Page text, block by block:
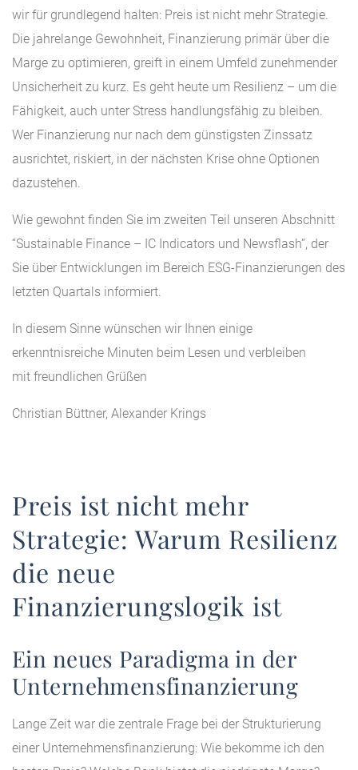
wir für grundlegend halten: Preis ist nicht mehr Strategie.
Die jahrelange Gewohnheit, Finanzierung primär über die
Marge zu optimieren, greift in einem Umfeld zunehmender
Unsicherheit zu kurz. Es geht heute um Resilienz – um die
Fähigkeit, auch unter Stress handlungsfähig zu bleiben.
Wer Finanzierung nur nach dem günstigsten Zinssatz
ausrichtet, riskiert, in der nächsten Krise ohne Optionen
dazustehen.
Wie gewohnt finden Sie im zweiten Teil unseren Abschnitt
“Sustainable Finance – IC Indicators und Newsflash”, der
Sie über Entwicklungen im Bereich ESG-Finanzierungen des
letzten Quartals informiert.
In diesem Sinne wünschen wir Ihnen einige
erkenntnisreiche Minuten beim Lesen und verbleiben
mit freundlichen Grüßen
Christian Büttner, Alexander Krings
Preis ist nicht mehr
Strategie: Warum Resilienz
die neue
Finanzierungslogik ist
Ein neues Paradigma in der
Unternehmensfinanzierung
Lange Zeit war die zentrale Frage bei der Strukturierung
einer Unternehmensfinanzierung: Wie bekomme ich den